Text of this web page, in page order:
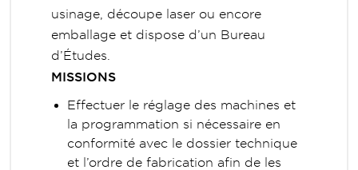
usinage, découpe laser ou encore
emballage et dispose d’un Bureau
d’Études.
MISSIONS
Effectuer le réglage des machines et
la programmation si nécessaire en
conformité avec le dossier technique
et l’ordre de fabrication afin de les